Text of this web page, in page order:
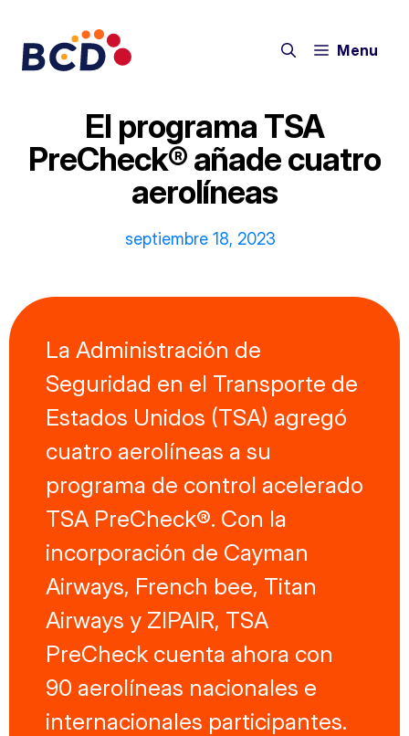
contenido
Menu
El programa TSA
PreCheck® añade cuatro
aerolíneas
septiembre 18, 2023
La Administración de
Seguridad en el Transporte de
Estados Unidos (TSA) agregó
cuatro aerolíneas a su
programa de control acelerado
TSA PreCheck®. Con la
incorporación de Cayman
Airways, French bee, Titan
Airways y ZIPAIR, TSA
PreCheck cuenta ahora con
90 aerolíneas nacionales e
internacionales participantes.